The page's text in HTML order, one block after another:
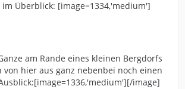
im Überblick: [image=1334,'medium']
am Rande eines kleinen Bergdorfs
von hier aus ganz nebenbei noch einen
image]